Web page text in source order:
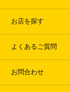
お店を探す
よくあるご質問
お問合わせ